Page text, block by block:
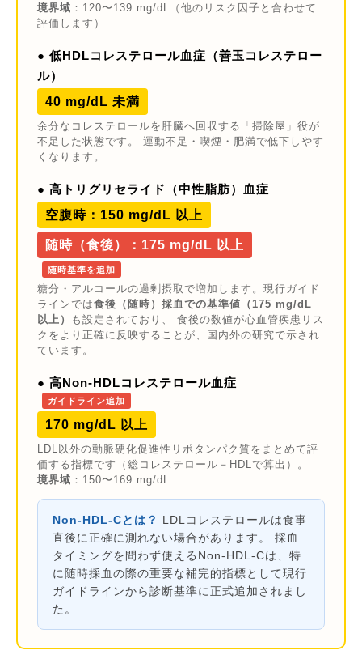
境界域 ：120〜139 mg/dL（他のリスク因子と合わせて
評価します）
● 低HDLコレステロール血症（善玉コレステロー
ル）
40 mg/dL 未満
余分なコレステロールを肝臓へ回収する「掃除屋」役が
不足した状態です。 運動不足・喫煙・肥満で低下しやす
くなります。
● 高トリグリセライド（中性脂肪）血症
空腹時：150 mg/dL 以上
随時（食後）：175 mg/dL 以上
随時基準を追加
糖分・アルコールの過剰摂取で増加します。現行ガイド
ラインでは食後（随時）採血での基準値（175 mg/dL
以上）
も設定されており、 食後の数値が心血管疾患リス
クをより正確に反映することが、国内外の研究で示され
ています。
● 高Non-HDLコレステロール血症
ガイドライン追加
170 mg/dL 以上
LDL以外の動脈硬化促進性リポタンパク質をまとめて評
価する指標です（総コレステロール－HDLで算出）。
境界域 ：150〜169 mg/dL
Non-HDL-Cとは？
LDLコレステロールは食事
直後に正確に測れない場合があります。 採血
タイミングを問わず使えるNon-HDL-Cは、特
に随時採血の際の重要な補完的指標として現行
ガイドラインから診断基準に正式追加されまし
た。